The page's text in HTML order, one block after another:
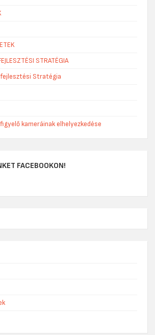
STRATÉGIA
Stratégia
kameráinak elhelyezkedése
FACEBOOKON!